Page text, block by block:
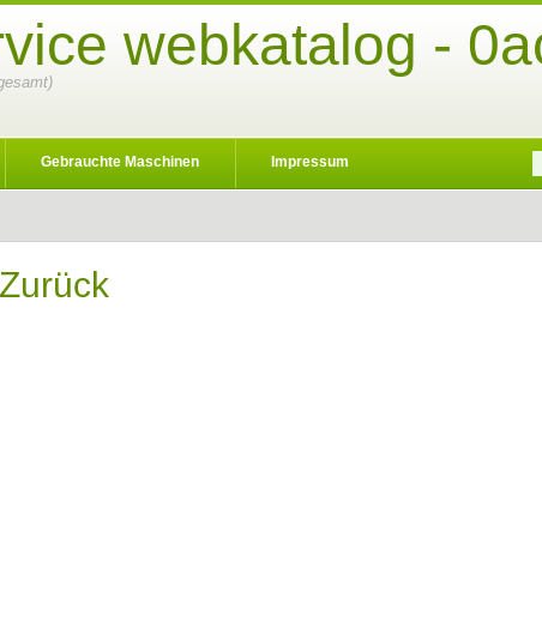
webkatalog -
Gebrauchte Maschinen Impressum
Zurück